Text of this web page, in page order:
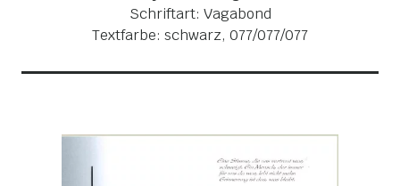
Schriftart: Vagabond
Textfarbe: schwarz, 077/077/077